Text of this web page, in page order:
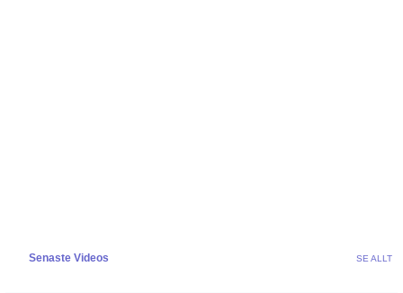
Senaste Videos SE ALLT